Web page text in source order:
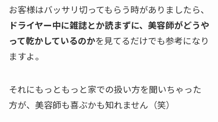
お客様はバッサリ切ってもらう時がありましたら、
ドライヤー中に雑誌とか読まずに、美容師がどうや
って乾かしているのかを見てるだけでも参考になり
ますよ。
それにもっともっと家での扱い方を聞いちゃった
方が、美容師も喜ぶかも知れません（笑）